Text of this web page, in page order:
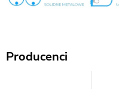
Producenci